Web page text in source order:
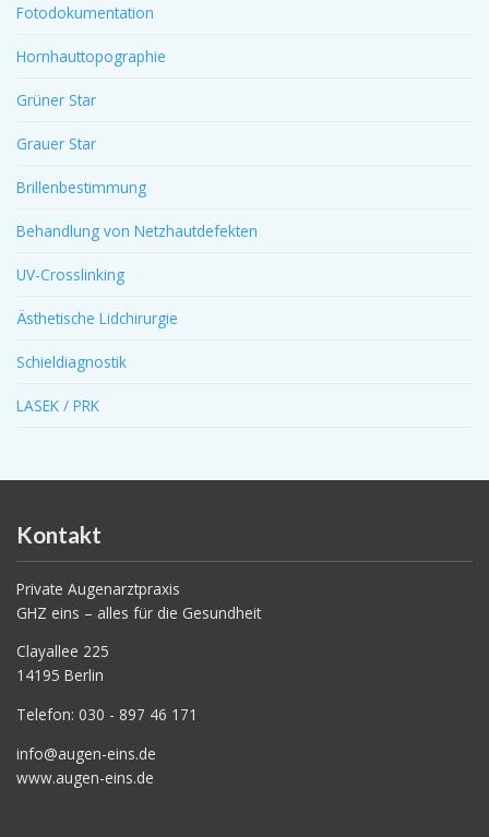
Fotodokumentation
Hornhauttopographie
Grüner Star
Grauer Star
Brillenbestimmung
Behandlung von Netzhautdefekten
UV-Crosslinking
Ästhetische Lidchirurgie
Schieldiagnostik
LASEK / PRK
Kontakt
Private Augenarztpraxis
GHZ eins – alles für die Gesundheit
Clayallee 225
14195 Berlin
Telefon: 030 - 897 46 171
info@augen-eins.de
www.augen-eins.de